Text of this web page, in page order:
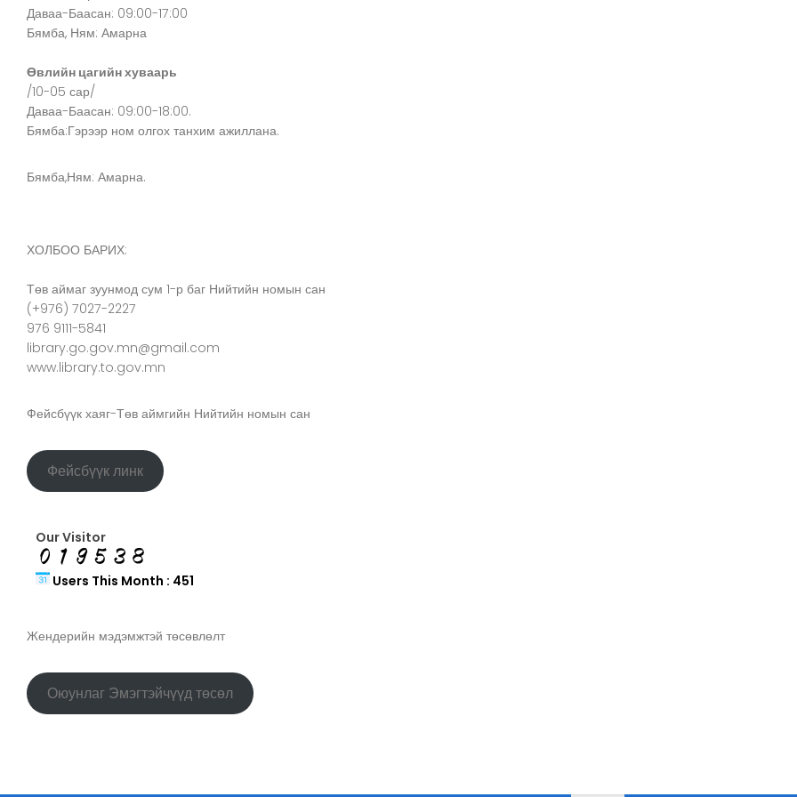
Даваа-Баасан: 09:00-17:00
Бямба, Ням: Амарна
Өвлийн цагийн хуваарь
/10-05 сар/
Даваа-Баасан: 09:00-18:00.
Бямба:Гэрээр ном олгох танхим ажиллана.
Бямба,Ням: Амарна.
ХОЛБОО БАРИХ:
Төв аймаг зуунмод сум 1-р баг Нийтийн номын сан
(+976) 7027-2227
976 9111-5841
library.go.gov.mn@gmail.com
www.library.to.gov.mn
Фейсбүүк хаяг-Төв аймгийн Нийтийн номын сан
Фейсбүүк линк
Our Visitor
Users This Month : 451
Жендерийн мэдэмжтэй төсөвлөлт
Оюунлаг Эмэгтэйчүүд төсөл